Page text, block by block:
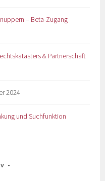
– Beta-Zugang
& Partnerschaft
2024
und Suchfunktion